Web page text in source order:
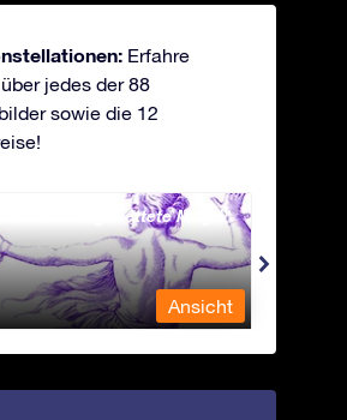
Erfahre
jedes der 88
sowie die 12
- Die angekettete Magd
Ansicht